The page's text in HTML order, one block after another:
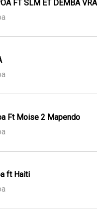
FT SLM ET DEMBA
Ft Moise 2 Mapendo
ft Haiti